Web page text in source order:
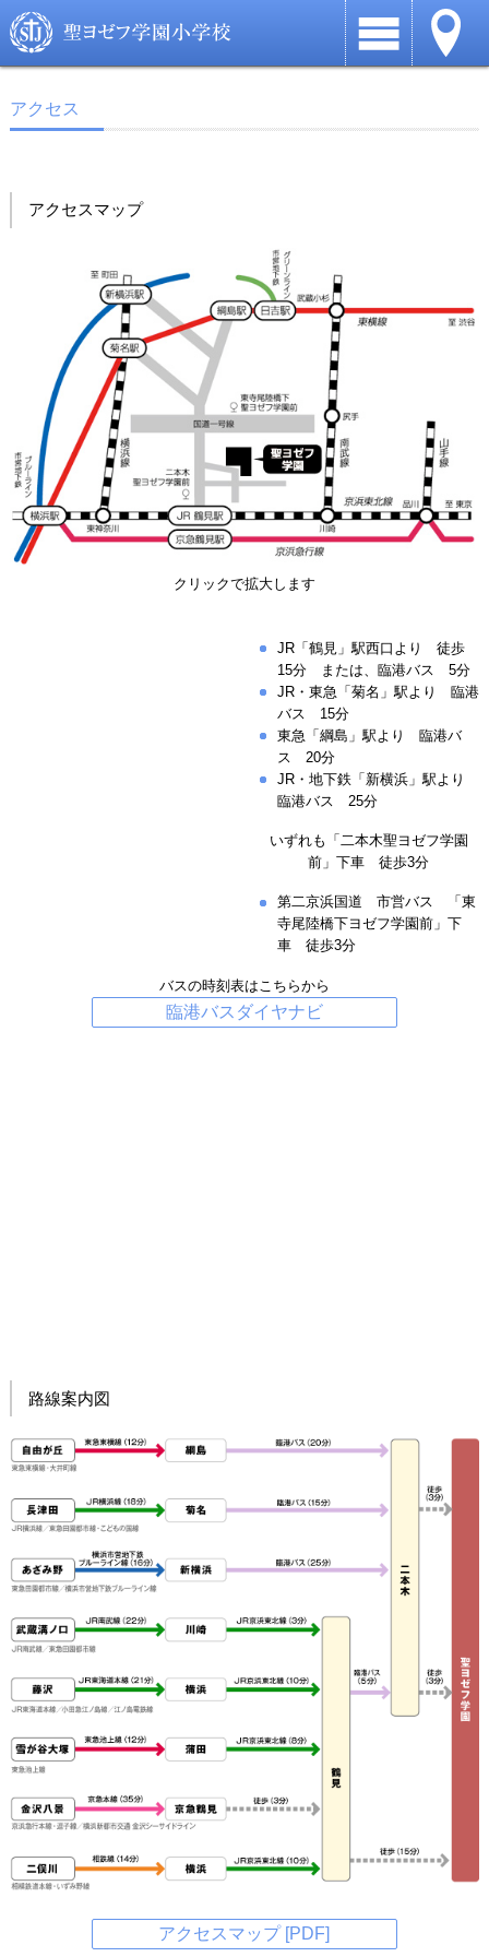
アクセス
アクセスマップ
クリックで拡大します
JR「鶴見」駅西口より 徒歩
15分 または、臨港バス 5分
JR・東急「菊名」駅より 臨港
バス 15分
東急「綱島」駅より 臨港バ
ス 20分
JR・地下鉄「新横浜」駅より
臨港バス 25分
いずれも「二本木聖ヨゼフ学園
前」下車 徒歩3分
第二京浜国道 市営バス 「東
寺尾陸橋下ヨゼフ学園前」下
車 徒歩3分
バスの時刻表はこちらから
臨港バスダイヤナビ
路線案内図
アクセスマップ [PDF]